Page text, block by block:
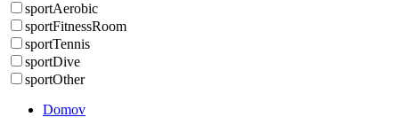
sportAerobic
sportFitnessRoom
sportTennis
sportDive
sportOther
Domov